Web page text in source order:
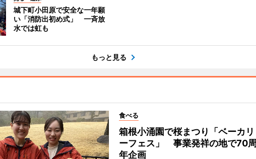
城下町小田原で安全な一年願
い「消防出初め式」 一斉放
水では虹も
もっと見る
食べる
箱根小涌園で桜まつり「ベーカリ
ーフェス」 事業発祥の地で70周
年企画